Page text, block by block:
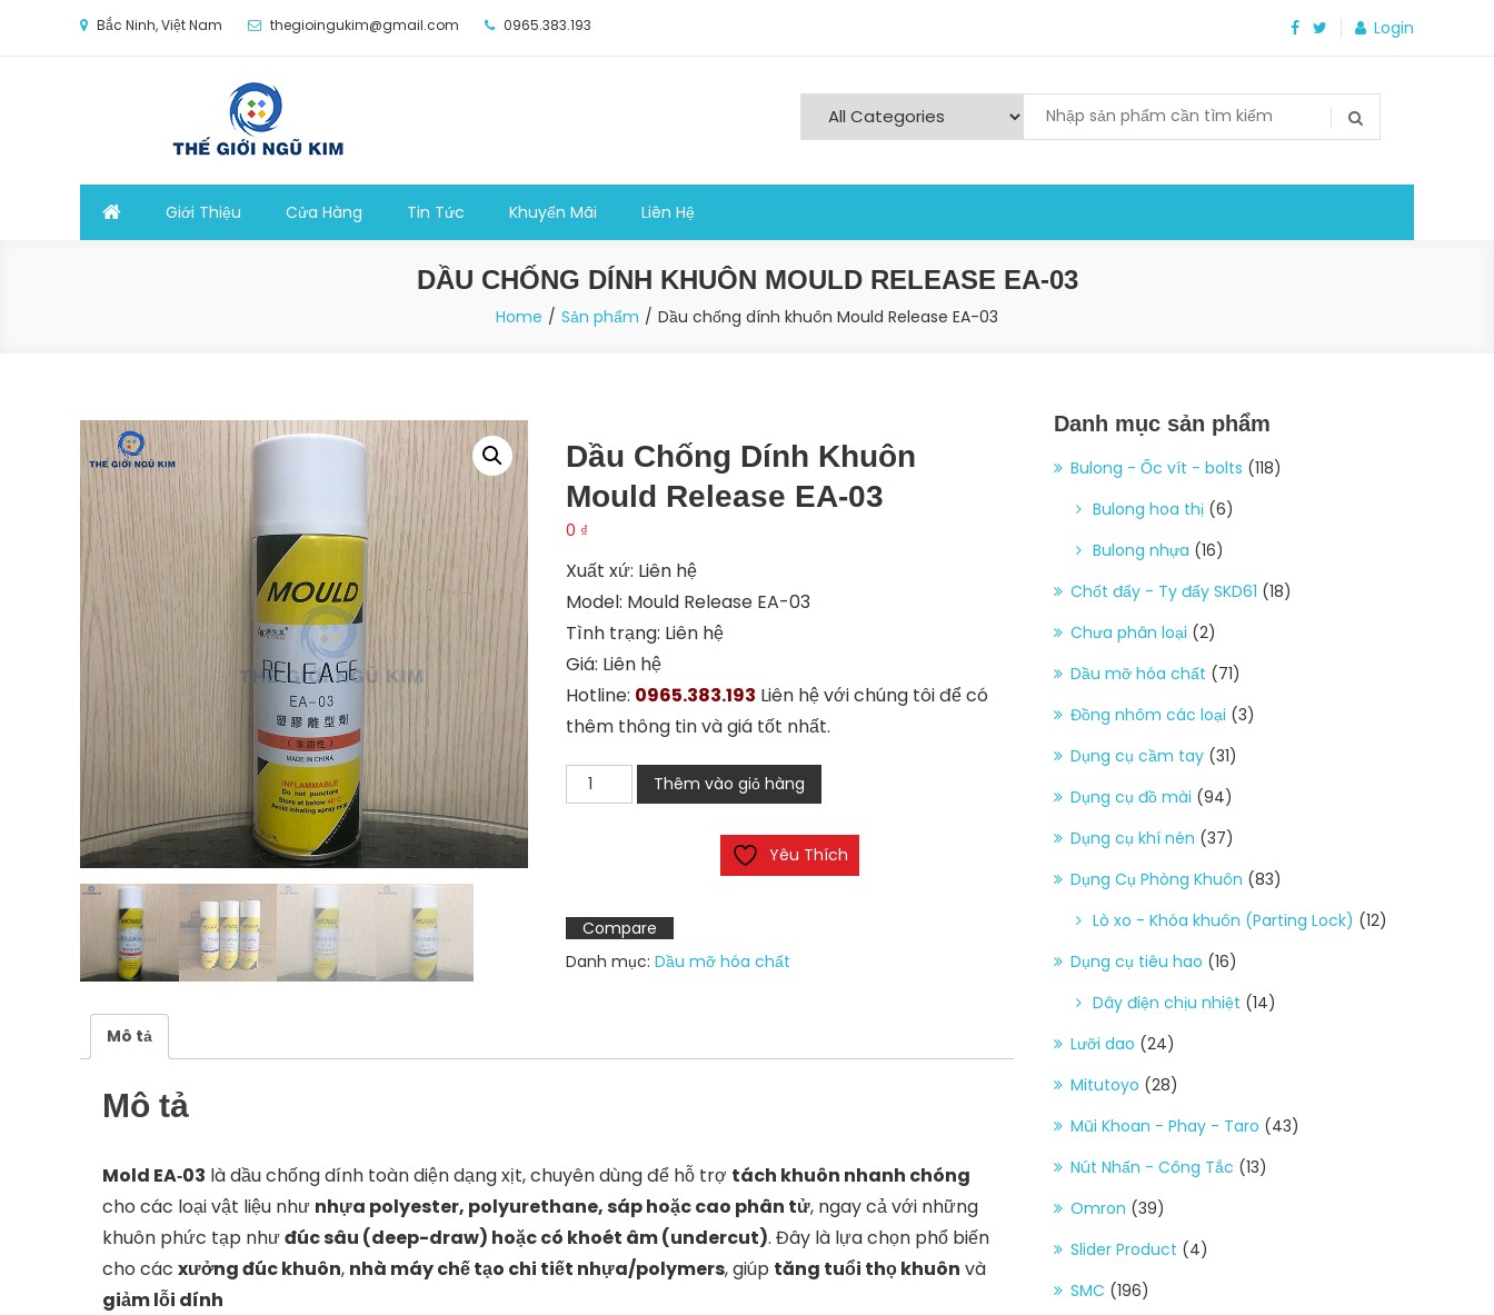
Bắc Ninh, Việt Nam thegioingukim@gmail.com 0965.383.193 Login
Thế Giới Ngũ Kim
Giới Thiệu Cửa Hàng Tin Tức Khuyến Mãi Liên Hệ
DẦU CHỐNG DÍNH KHUÔN MOULD RELEASE EA-03
Home Sản phẩm Dầu chống dính khuôn Mould Release EA-03
Dầu Chống Dính Khuôn
Mould Release EA-03
0 ₫
Xuất xứ: Liên hệ
Model: Mould Release EA-03
Tình trạng: Liên hệ
Giá: Liên hệ
Hotline: 0965.383.193 Liên hệ với chúng tôi để có
thêm thông tin và giá tốt nhất.
Dầu
chống
Release
EA-
03
Thêm vào giỏ hàng
Yêu Thích
Compare
Danh mục: Dầu mỡ hóa chất
Mô tả
Mô tả
Mold EA‑03 là dầu chống dính toàn diện dạng xịt, chuyên dùng để hỗ trợ tách khuôn nhanh chóng
cho các loại vật liệu như nhựa polyester, polyurethane, sáp hoặc cao phân tử, ngay cả với những
khuôn phức tạp nhưđúc sâu (deep-draw) hoặc có khoét âm (undercut). Đây là lựa chọn phổ biến
cho các xưởng đúc khuôn, nhà máy chế tạo chi tiết nhựa/polymers, giúp tăng tuổi thọ khuôn và
giảm lỗi dính
Danh mục sản phẩm
Bulong - Ốc vít - bolts (118)
Bulong hoa thị (6)
Bulong nhựa (16)
Chốt đẩy - Ty đẩy SKD61 (18)
Chưa phân loại (2)
Dầu mỡ hóa chất (71)
Đồng nhôm các loại (3)
Dụng cụ cầm tay (31)
Dụng cụ đồ mài (94)
Dụng cụ khí nén (37)
Dụng Cụ Phòng Khuôn (83)
Lò xo - Khóa khuôn (Parting Lock) (12)
Dụng cụ tiêu hao (16)
Dây điện chịu nhiệt (14)
Lưỡi dao (24)
Mitutoyo (28)
Mũi Khoan - Phay - Taro (43)
Nút Nhấn - Công Tắc (13)
Omron (39)
Slider Product (4)
SMC (196)